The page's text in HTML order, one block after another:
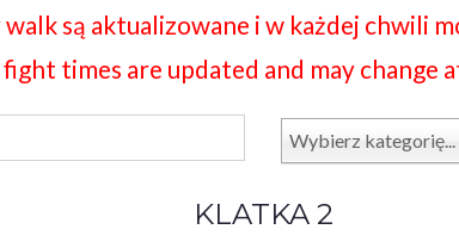
są aktualizowane i w każdej chwili
times are updated and may change
Wybierz kategorię...
KLATKA 2